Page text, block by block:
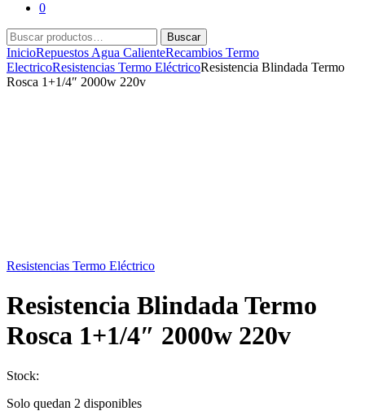
0
Buscar
por:
Buscar
InicioRepuestos Agua CalienteRecambios Termo
ElectricoResistencias Termo EléctricoResistencia Blindada Termo
Rosca 1+1/4″ 2000w 220v
Resistencias Termo Eléctrico
Resistencia Blindada Termo
Rosca 1+1/4″ 2000w 220v
Stock:
Solo quedan 2 disponibles